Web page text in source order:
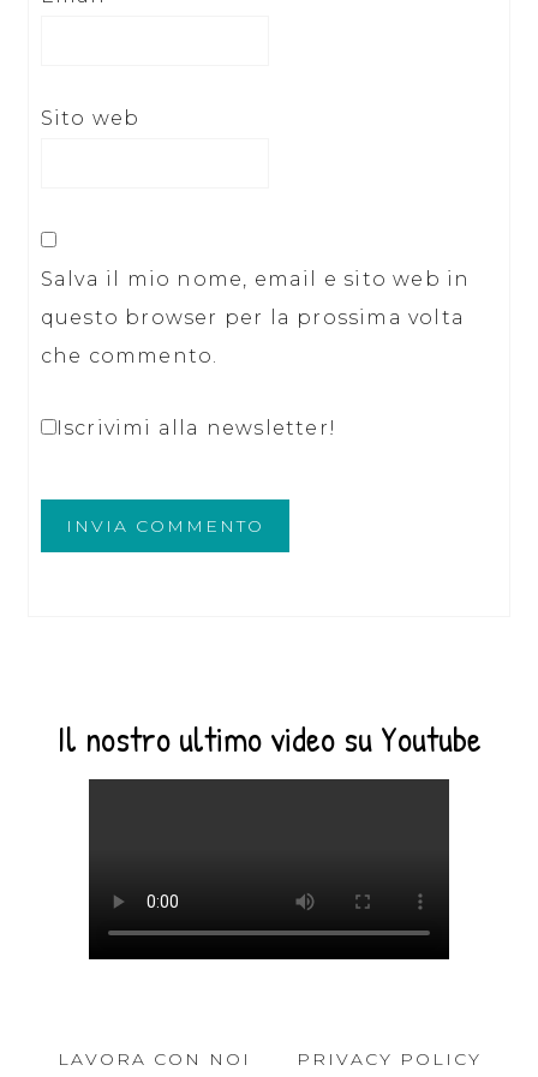
Sito web
Salva il mio nome, email e sito web in
questo browser per la prossima volta
che commento.
Iscrivimi alla newsletter!
Il nostro ultimo video su Youtube
LAVORA CON NOI PRIVACY POLICY